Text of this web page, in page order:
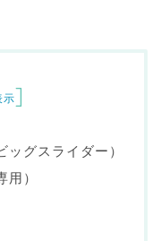
示]
グスライダー）
）